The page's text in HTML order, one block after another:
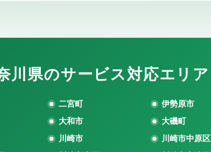
川県のサービス対応エリア
二宮町 伊勢原市
大和市 大磯町
川崎市 川崎市中原区